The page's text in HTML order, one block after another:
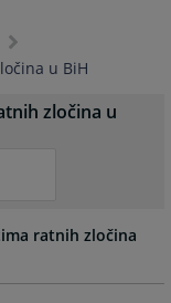
u BiH
zločina u
ratnih zločina